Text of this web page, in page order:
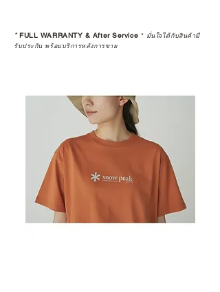
*FULL WARRANTY & After Service * มั่นใจได้กับสินค้ามี
รับประกัน พร้อมบริการหลังการขาย